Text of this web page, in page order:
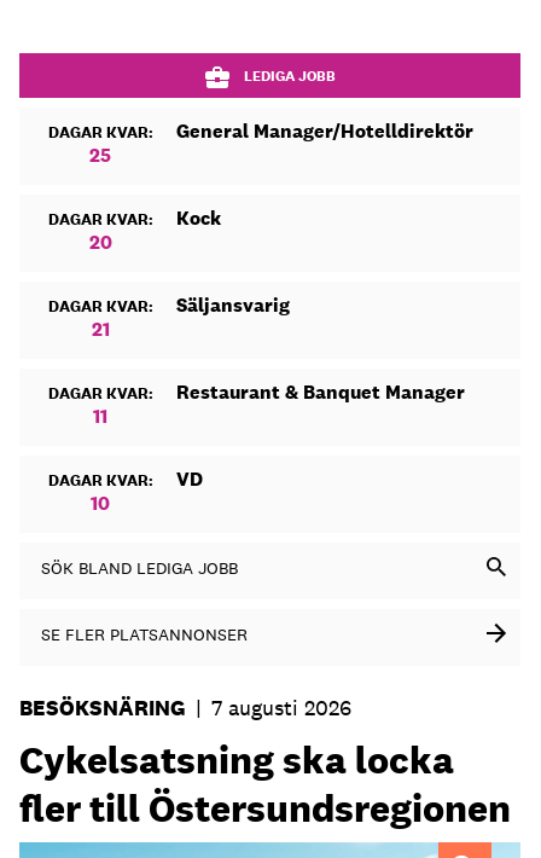
LEDIGA JOBB
DAGAR KVAR:
25
General Manager/Hotelldirektör
DAGAR KVAR:
20
Kock
DAGAR KVAR:
21
Säljansvarig
DAGAR KVAR:
11
Restaurant & Banquet Manager
DAGAR KVAR:
10
VD
SÖK BLAND LEDIGA JOBB
SE FLER PLATSANNONSER
BESÖKSNÄRING | 7 augusti 2026
Cykelsatsning ska locka
fler till Östersundsregionen